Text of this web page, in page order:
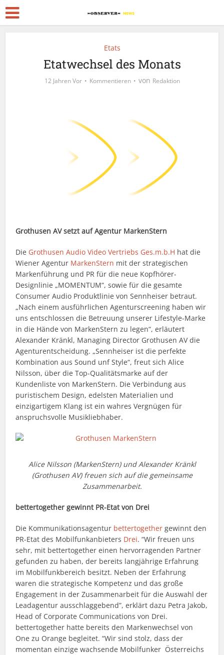
Etats
Etatwechsel des Monats
12 Jahren Vor Kommentieren von Redaktion
Grothusen AV setzt auf Agentur MarkenStern
Die Grothusen Audio Video Vertriebs Ges.m.b.H hat die
Wiener Agentur MarkenStern mit der strategischen
Markenführung und PR für die neue Kopfhörer-
Designlinie „MOMENTUM“, sowie für die gesamte
Consumer Audio Produktlinie von Sennheiser betraut.
„Nach einem ausführlichen Agenturscreening haben wir
uns entschlossen die Betreuung unserer Lifestyle-Marke
in die Hände von MarkenStern zu legen“, erläutert
Alexander Kränkl, Managing Director Grothusen AV die
Agenturentscheidung. „Sennheiser ist die perfekte
Kombination aus Sound unf Style“, freut sich Alice
Nilsson, über die Top-Qualitätsmarke auf der
Kundenliste von MarkenStern. Die Verbindung aus
puristischem Design, edelsten Materialien und
einzigartigem Klang ist ein wahres Vergnügen für
anspruchsvolle Musikliebhaber.
Alice Nilsson (MarkenStern) und Alexander Kränkl
(Grothusen AV) freuen sich auf die gemeinsame
Zusammenarbeit.
bettertogether gewinnt PR-Etat von Drei
Die Kommunikationsagentur bettertogether gewinnt den
PR-Etat des Mobilfunkanbieters Drei. “Wir freuen uns
sehr, mit bettertogether einen hervorragenden Partner
gefunden zu haben, der bereits langjährige Erfahrung
im Mobilfunkbereich besitzt. Neben der Erfahrung
waren die strategische Kompetenz und das große
Engagement in der Zusammenarbeit für die Auswahl der
Leadagentur ausschlaggebend”, erklärt dazu Petra Jakob,
Head of Corporate Communications von Drei.
bettertogether hatte bereits den Markenwechsel von
One zu Orange begleitet. “Wir sind stolz, dass der
momentan einzige wachsende Mobilfunker Österreichs